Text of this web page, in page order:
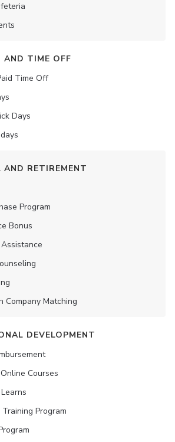
AND TIME OFF
Time Off
Days
AND RETIREMENT
Program
Bonus
Company Matching
DEVELOPMENT
Courses
Program